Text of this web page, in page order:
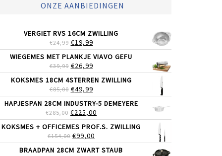
ONZE AANBIEDINGEN
VERGIET RVS 16CM ZWILLING
€24,99 OORSPRONKELIJKE
PRIJS
WAS:
€24,99.
€19,99HUIDIGE
PRIJS
IS:
€19,99.
WIEGEMES MET PLANKJE VIAVO GEFU
€39,99 OORSPRONKELIJKE
PRIJS
WAS:
€39,99.
€26,99HUIDIGE
PRIJS
IS:
€26,99.
KOKSMES 18CM 4STERREN ZWILLING
€85,00 OORSPRONKELIJKE
PRIJS
WAS:
€85,00.
€49,99HUIDIGE
PRIJS
IS:
€49,99.
HAPJESPAN 28CM INDUSTRY-5 DEMEYERE
€285,00 OORSPRONKELIJKE
PRIJS
WAS:
€285,00.
€225,00
PRIJS
IS:
KOKSMES + OFFICEMES PROF.S. ZWILLING
€154,00 OORSPRONKELIJKE
PRIJS
WAS:
€99,00
PRIJS
IS:
BRAADPAN 28CM ZWART STAUB